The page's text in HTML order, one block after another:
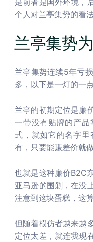
是前者是国外环境，
个人对兰亭集势的看
兰亭集势
兰亭集势连续5年亏
多，以下是一灯的一点
兰亭的初期定位是廉
一带没有贴牌的产
式，就如它的名字
有，只要能赚差价就做
也就是这种廉价B2C
亚马逊的围剿，在没
注意到这块蛋糕，这
但随着模仿者越来越
定位太差，就连我现